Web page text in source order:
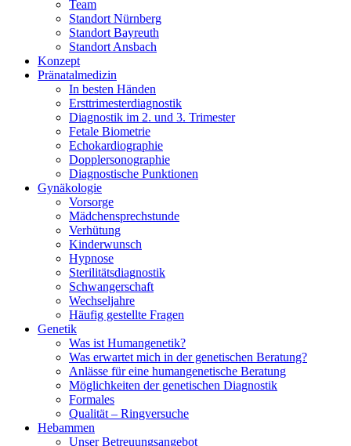
Team
Standort Nürnberg
Standort Bayreuth
Standort Ansbach
Konzept
Pränatalmedizin
In besten Händen
Ersttrimesterdiagnostik
Diagnostik im 2. und 3. Trimester
Fetale Biometrie
Echokardiographie
Dopplersonographie
Diagnostische Punktionen
Gynäkologie
Vorsorge
Mädchensprechstunde
Verhütung
Kinderwunsch
Hypnose
Sterilitätsdiagnostik
Schwangerschaft
Wechseljahre
Häufig gestellte Fragen
Genetik
Was ist Humangenetik?
Was erwartet mich in der genetischen Beratung?
Anlässe für eine humangenetische Beratung
Möglichkeiten der genetischen Diagnostik
Formales
Qualität – Ringversuche
Hebammen
Unser Betreuungsangebot